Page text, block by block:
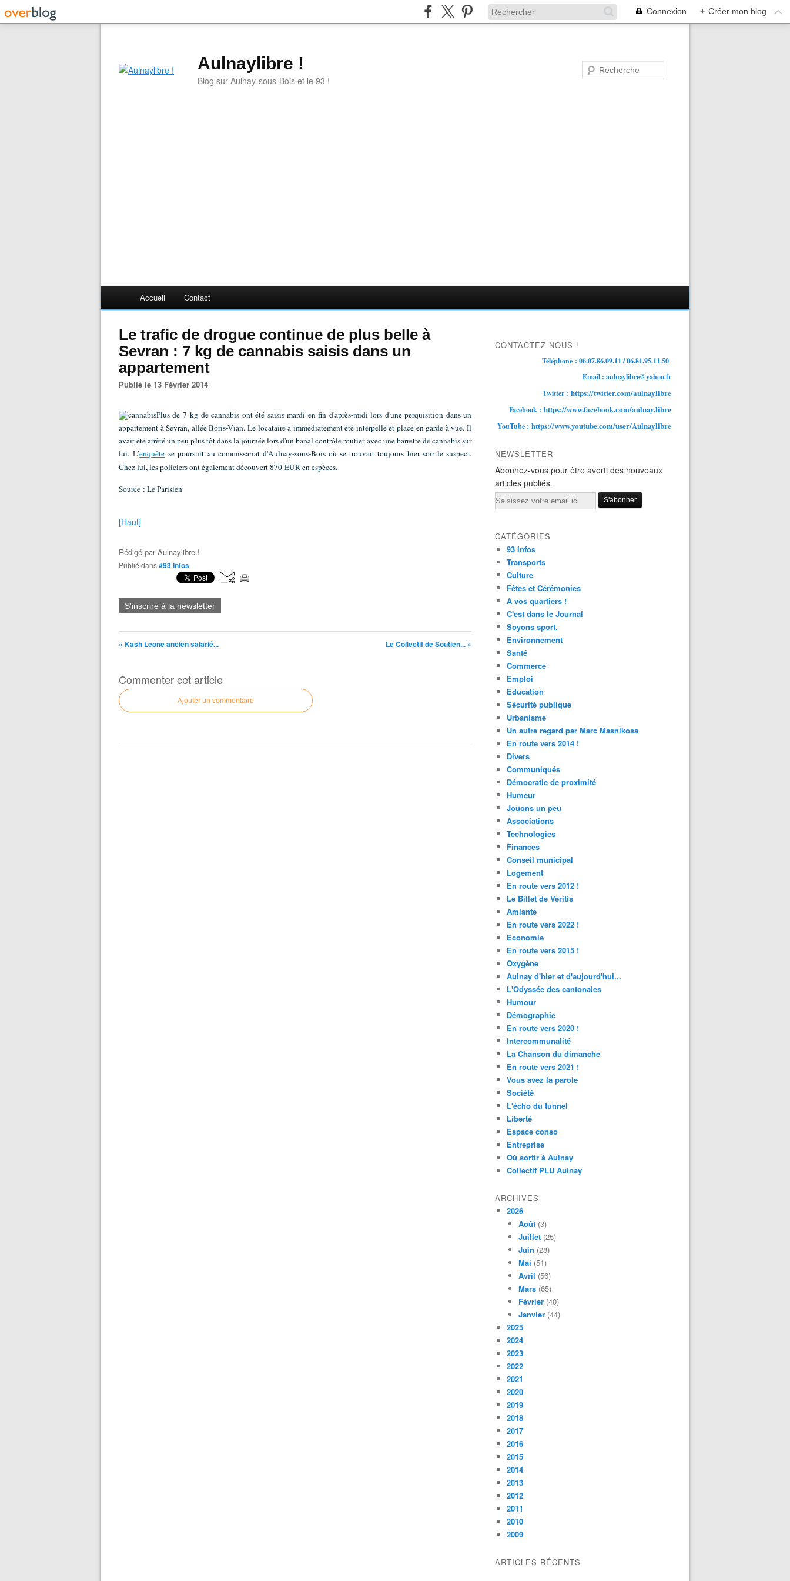
Connexion + Créer mon blog
Aulnaylibre !
Blog sur Aulnay-sous-Bois et le 93 !
Accueil Contact
Le trafic de drogue continue de plus belle à
Sevran : 7 kg de cannabis saisis dans un
appartement
Publié le 13 Février 2014
Plus de 7 kg de cannabis ont été saisis mardi en fin d'après-midi lors d'une perquisition dans un
appartement à Sevran, allée Boris-Vian. Le locataire a immédiatement été interpellé et placé en garde à vue. Il
avait été arrêté un peu plus tôt dans la journée lors d'un banal contrôle routier avec une barrette de cannabis sur
lui. L'enquête se poursuit au commissariat d'Aulnay-sous-Bois où se trouvait toujours hier soir le suspect.
Chez lui, les policiers ont également découvert 870 EUR en espèces.
Source : Le Parisien
[Haut]
Rédigé parAulnaylibre !
Publié dans#93 Infos
S'inscrire à la newsletter
« Kash Leone ancien salarié... Le Collectif de Soutien... »
Commenter cet article
Ajouter un commentaire
CONTACTEZ-NOUS !
Téléphone : 06.07.86.09.11 / 06.81.95.11.50
Email : aulnaylibre@yahoo.fr
Twitter : https://twitter.com/aulnaylibre
Facebook : https://www.facebook.com/aulnay.libre
YouTube : https://www.youtube.com/user/Aulnaylibre
NEWSLETTER
Abonnez-vous pour être averti des nouveaux
articles publiés.
Email
CATÉGORIES
93 Infos
Transports
Culture
Fêtes et Cérémonies
A vos quartiers !
C'est dans le Journal
Soyons sport.
Environnement
Santé
Commerce
Emploi
Education
Sécurité publique
Urbanisme
Un autre regard par Marc Masnikosa
En route vers 2014 !
Divers
Communiqués
Démocratie de proximité
Humeur
Jouons un peu
Associations
Technologies
Finances
Conseil municipal
Logement
En route vers 2012 !
Le Billet de Veritis
Amiante
En route vers 2022 !
Economie
En route vers 2015 !
Oxygène
Aulnay d'hier et d'aujourd'hui...
L'Odyssée des cantonales
Humour
Démographie
En route vers 2020 !
Intercommunalité
La Chanson du dimanche
En route vers 2021 !
Vous avez la parole
Société
L'écho du tunnel
Liberté
Espace conso
Entreprise
Où sortir à Aulnay
Collectif PLU Aulnay
ARCHIVES
2026
Août (3)
Juillet (25)
Juin (28)
Mai (51)
Avril (56)
Mars (65)
Février (40)
Janvier (44)
2025
2024
2023
2022
2021
2020
2019
2018
2017
2016
2015
2014
2013
2012
2011
2010
2009
ARTICLES RÉCENTS